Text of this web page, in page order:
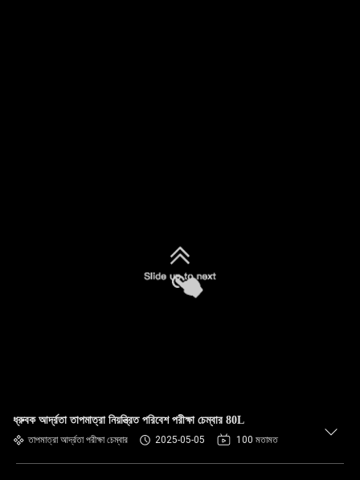
ধ্রুবক আর্দ্রতা তাপমাত্রা নিয়ন্ত্রিত পরিবেশ পরীক্ষা চেম্বার 80L
তাপমাত্রা আর্দ্রতা পরীক্ষা চেম্বার 2025-05-05 100 মতামত